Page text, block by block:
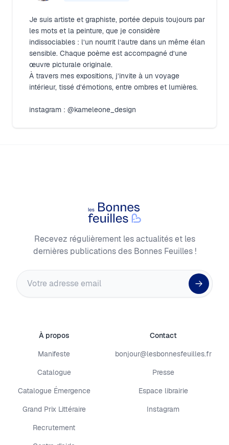
Je suis artiste et graphiste, portée depuis toujours par
les mots et la peinture, que je considère
indissociables : l’un nourrit l’autre dans un même élan
sensible. Chaque poème est accompagné d’une
œuvre picturale originale.
À travers mes expositions, j’invite à un voyage
intérieur, tissé d’émotions, entre ombres et lumières.
instagram : @kameleone_design
Les Bonnes Feuilles
Recevez régulièrement les actualités et les
dernières publications des Bonnes Feuilles !
Adresse email
À propos
Manifeste
Catalogue
Catalogue Émergence
Grand Prix Littéraire
Recrutement
Contact
bonjour@lesbonnesfeuilles.fr
Presse
Espace librairie
Instagram